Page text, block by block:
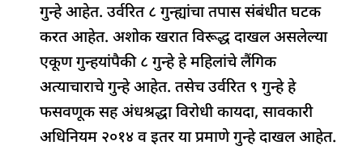
गुन्हे आहेत. उर्वरित ८ गुन्ह्यांचा तपास संबंधीत घटक
करत आहेत. अशोक खरात विरूद्ध दाखल असलेल्या
एकूण गुन्हयांपैकी ८ गुन्हे हे महिलांचे लैंगिक
अत्याचाराचे गुन्हे आहेत. तसेच उर्वरित ९ गुन्हे हे
फसवणूक सह अंधश्रद्धा विरोधी कायदा, सावकारी
अधिनियम २०१४ व इतर या प्रमाणे गुन्हे दाखल आहेत.